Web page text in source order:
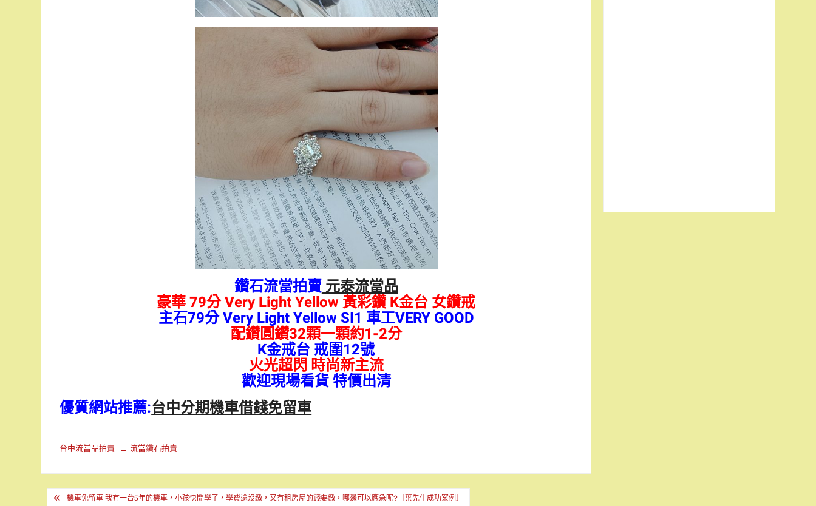
鑽石流當拍賣元泰流當品
豪華 79分 Very Light Yellow 黃彩鑽 K金台 女鑽戒
主石79分 Very Light Yellow SI1 車工VERY GOOD
配鑽圓鑽32顆一顆約1-2分
K金戒台 戒圍12號
火光超閃 時尚新主流
歡迎現場看貨 特價出清
優質網站推薦:台中分期機車借錢免留車
台中流當品拍賣 流當鑽石拍賣
文 機車免留車 我有一台5年的機車，小孩快開學了，學費還沒繳，又有租房屋的錢要繳，哪邊可以應急呢?［葉先生成功案例］